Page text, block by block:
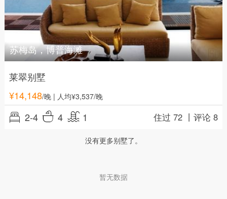
苏梅岛，博普海滩
莱翠别墅
¥14,148/晚| 人均¥3,537/晚
2-4 4 1 住过 72 丨评论 8
没有更多别墅了。
暂无数据